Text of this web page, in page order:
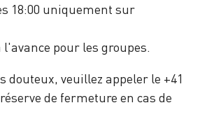
18:00 uniquement sur
l'avance pour les groupes.
douteux, veuillez appeler le +41
réserve de fermeture en cas de